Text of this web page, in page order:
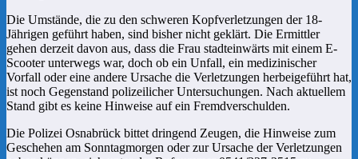
Die Umstände, die zu den schweren Kopfverletzungen der 18-
Jährigen geführt haben, sind bisher nicht geklärt. Die Ermittler
gehen derzeit davon aus, dass die Frau stadteinwärts mit einem E-
Scooter unterwegs war, doch ob ein Unfall, ein medizinischer
Vorfall oder eine andere Ursache die Verletzungen herbeigeführt hat,
ist noch Gegenstand polizeilicher Untersuchungen. Nach aktuellem
Stand gibt es keine Hinweise auf ein Fremdverschulden.
Die Polizei Osnabrück bittet dringend Zeugen, die Hinweise zum
Geschehen am Sonntagmorgen oder zur Ursache der Verletzungen